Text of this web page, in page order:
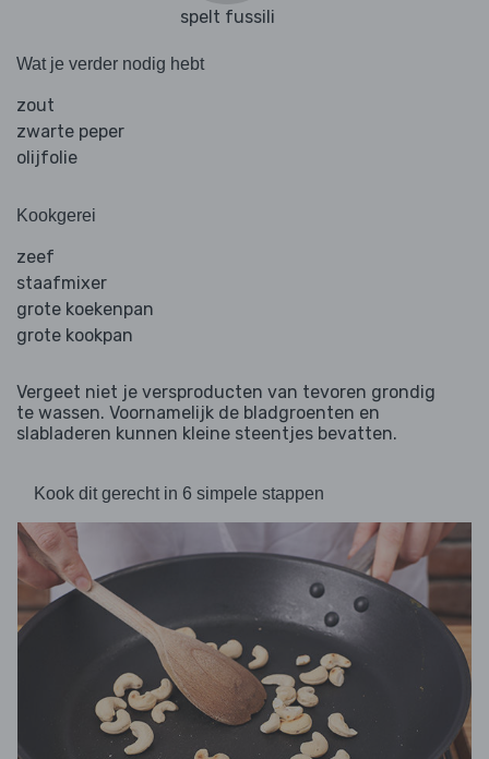
spelt fussili
Wat je verder nodig hebt
zout
zwarte peper
olijfolie
Kookgerei
zeef
staafmixer
grote koekenpan
grote kookpan
Vergeet niet je versproducten van tevoren grondig
te wassen. Voornamelijk de bladgroenten en
slabladeren kunnen kleine steentjes bevatten.
Kook dit gerecht in 6 simpele stappen